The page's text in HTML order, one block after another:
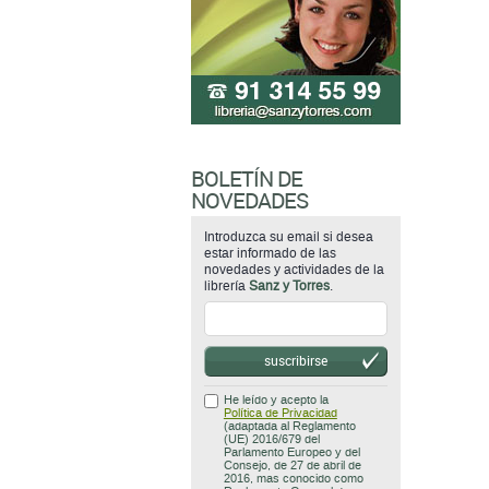
BOLETÍN DE
NOVEDADES
Introduzca su email si desea
estar informado de las
novedades y actividades de la
librería Sanz y Torres.
suscribirse
He leído y acepto la
Política de Privacidad
(adaptada al Reglamento
(UE) 2016/679 del
Parlamento Europeo y del
Consejo, de 27 de abril de
2016, mas conocido como